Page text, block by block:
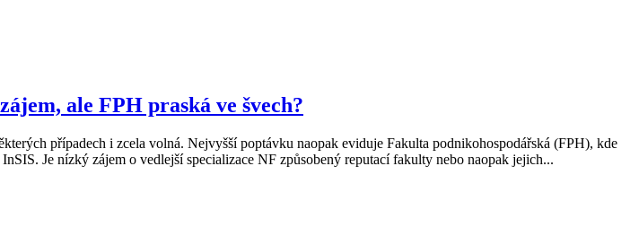
ale FPH praská ve švech?
případech i zcela volná. Nejvyšší poptávku naopak eviduje Fakulta podnikohospodářská (FPH), kde
Je nízký zájem o vedlejší specializace NF způsobený reputací fakulty nebo naopak jejich...